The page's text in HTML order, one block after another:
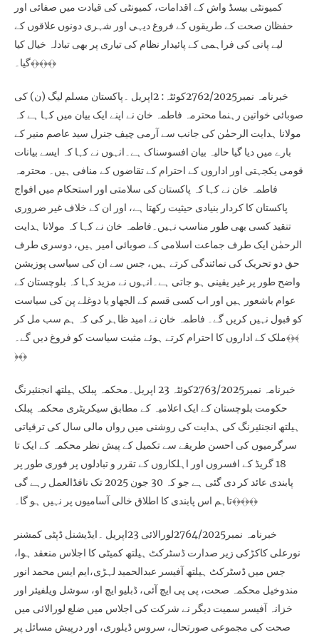
کمیونٹی بیسڈ واش کے اقدامات، کمیونٹی کی قیادت میں صفائی اور
حفظان صحت کے طریقوں کے فروغ دیہی اور شہری دونوں علاقوں کے
لیے پانی کی فراہمی کے پائیدار نظام کی تیاری پر بھی تبادلہ خیال کیا
گیا۔﴾﴿﴾﴿﴾﴿
خبرنامہ نمبر2762/2025کوئٹہ: 2اپریل ۔پاکستان مسلم لیگ (ن) کی
صوبائی خواتین رہنما محترمہ فاطمہ خان نے اپنے ایک بیان میں کہا ہے کہ
مولانا ہدایت الرحمٰن کی جانب سے آرمی چیف جنرل سید عاصم منیر کے
بارے میں دیا گیا حالیہ بیان افسوسناک ہے۔انہوں نے کہا کہ ایسے بیانات
قومی یکجہتی اور اداروں کے احترام کے تقاضوں کے منافی ہیں۔ محترمہ
فاطمہ خان نے کہا کہ پاکستان کی سلامتی اور استحکام میں افواج
پاکستان کا کردار بنیادی حیثیت رکھتا ہے، اور ان کے خلاف غیر ضروری
تنقید کسی بھی طور مناسب نہیں۔فاطمہ خان نے کہا کہ مولانا ہدایت
الرحمٰن ایک طرف جماعت اسلامی کے صوبائی امیر ہیں، دوسری طرف
حق دو تحریک کی نمائندگی کرتے ہیں، جس سے ان کی سیاسی پوزیشن
واضح طور پر غیر یقینی ہو جاتی ہے۔انہوں نے مزید کہا کہ بلوچستان کے
عوام باشعور ہیں اور اب کسی قسم کے الجھاو یا دوغلے پن کی سیاست
کو قبول نہیں کریں گے۔ فاطمہ خان نے امید ظاہر کی کہ ہم سب مل کر
ملک کے اداروں کا احترام کرتے ہوئے مثبت سیاست کو فروغ دیں گے۔﴾﴿﴾
﴿﴾﴿
خبرنامہ نمبر2763/2025کوئٹہ 23 اپریل۔محکمہ پبلک ہیلتھ انجنئیرنگ
حکومت بلوچستان کے ایک اعلامیہ کے مطابق سیکریٹری محکمہ پبلک
ہیلتھ انجنئیرنگ کی ہدایت کی روشنی میں رواں مالی سال کی ترقیاتی
سرگرمیوں کی احسن طریقے سے تکمیل کے پیش نظر محکمہ کے ایک تا
18 گریڈ کے افسروں اور اہلکاروں کے تقرر و تبادلوں پر فوری طور پر
پابندی عائد کر دی گئی ہے جو کہ 30 جون 2025 تک نافڈالعمل رہے گی
تاہم اس پابندی کا اطلاق خالی آسامیوں پر نہیں ہو گا۔﴾﴿﴾﴿﴾﴿
خبرنامہ نمبر2764/2025لورالائی 23اپریل ۔ایڈیشنل ڈپٹی کمشنر
نورعلی کاکڑکی زیر صدارت ڈسٹرکٹ ہیلتھ کمیٹی کا اجلاس منعقد ہوا،
جس میں ڈسٹرکٹ ہیلتھ آفیسر عبدالحمید لہڑی،ایم ایس محمد انور
مندوخیل محکمہ صحت، پی پی ایچ آئی، ڈبلیو ایچ او، سوشل ویلفیئر اور
خزانہ آفیسر سمیت دیگر نے شرکت کی اجلاس میں ضلع لورالائی میں
صحت کی مجموعی صورتحال، سروس ڈیلوری، اور درپیش مسائل پر